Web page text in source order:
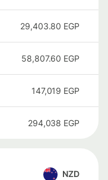
29,403.80 EGP
58,807.60 EGP
147,019 EGP
294,038 EGP
NZD